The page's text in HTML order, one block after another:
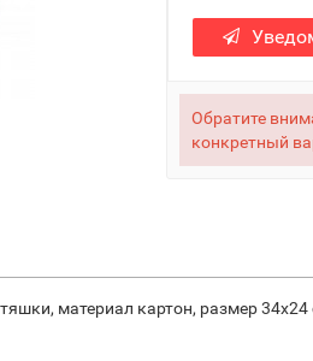
Обратите
конкретный
материал картон, размер 34х24